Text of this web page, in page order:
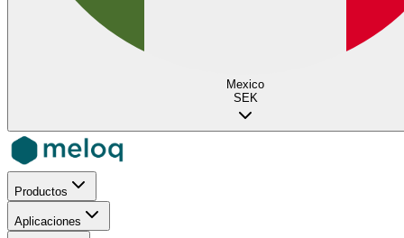
Mexico
SEK
Productos
Aplicaciones